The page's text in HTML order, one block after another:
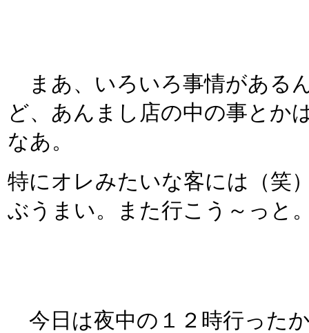
まあ、いろいろ事情がある
ど、あんまし店の中の事とか
なあ。
特にオレみたいな客には（笑
ぶうまい。また行こう～っと
今日は夜中の１２時行った